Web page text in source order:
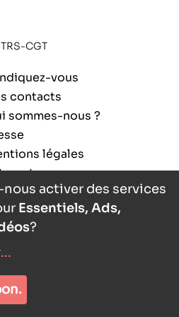
de la recherche
de recherche en
du numérique
de la santé et de la
pour le
d’études
de recherche pour
CGT
vous
contacts
sommes-nous ?
légales
activer des services
Essentiels, Ads,
?
...